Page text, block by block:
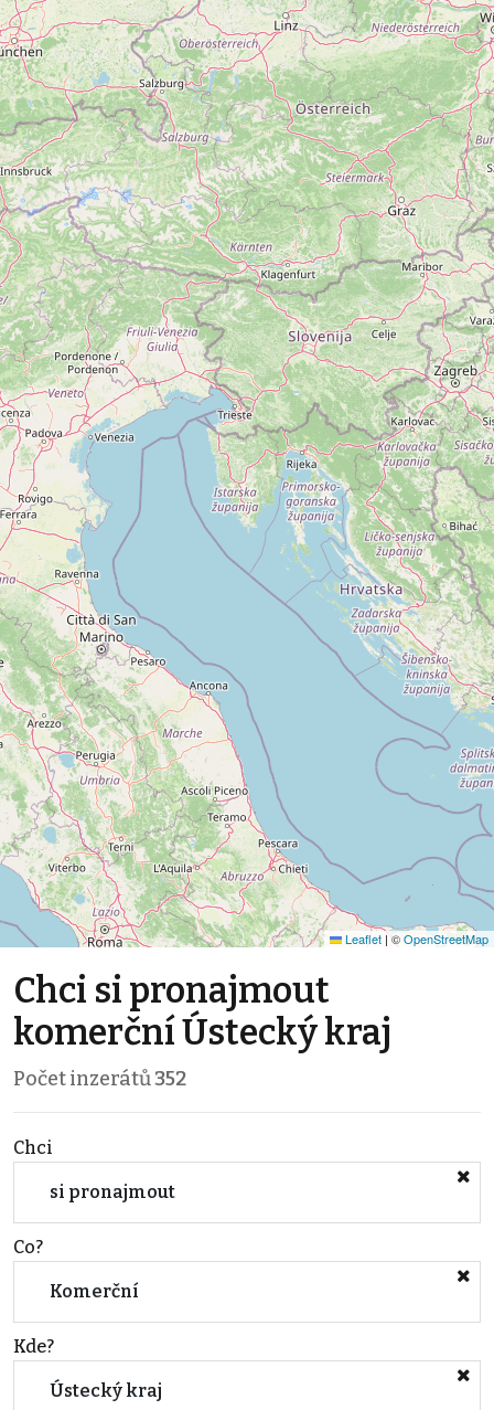
Leaflet |©OpenStreetMap
Chci si pronajmout
komerční Ústecký kraj
Počet inzerátů352
Chci
si pronajmout
Co?
Komerční
Kde?
Ústecký kraj